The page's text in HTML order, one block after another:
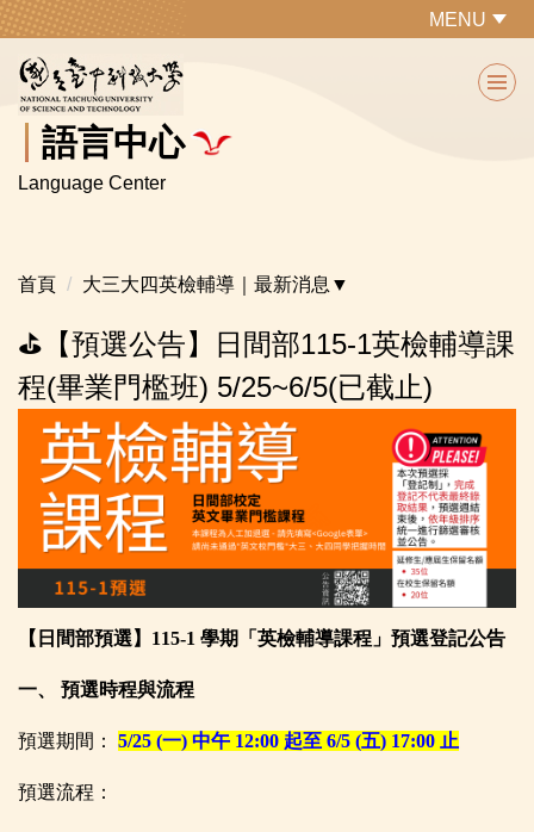
跳
主
要
容
區
語言中心
Language Center
MENU
首頁 大三大四英檢輔導｜最新消息▼
⛳【預選公告】日間部115-1英檢輔導課
程(畢業門檻班) 5/25~6/5(已截止)
【日間部預選】115-1 學期「英檢輔導課程」預選登記公告
一、 預選時程與流程
預選期間： 5/25 (一) 中午 12:00 起至 6/5 (五) 17:00 止
預選流程：